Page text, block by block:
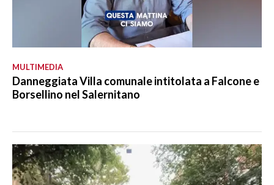
MULTIMEDIA
Danneggiata Villa comunale intitolata a Falcone e
Borsellino nel Salernitano